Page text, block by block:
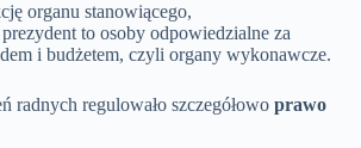
organu stanowiącego,
to osoby odpowiedzialne za
i budżetem, czyli organy wykonawcze.
radnych regulowało szczegółowo prawo